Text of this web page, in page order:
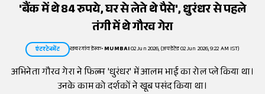
'बैंक में थे 84 रुपये, घर से लेते थे पैसे', धुरंधर से पहले
तंगी में थे गौरव गेरा
एंटरटेनमेंट खबरगांव डेस्क•MUMBAI02 Jun 2026, (अपडेटेड 02 Jun 2026, 9:22 AM IST)
अभिनेता गौरव गेरा ने फिल्म 'धुरंधर' में आलम भाई का रोल प्ले किया था।
उनके काम को दर्शकों ने खूब पसंद किया था।